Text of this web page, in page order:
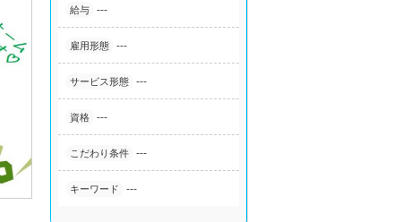
給与 ---
雇用形態 ---
サービス形態 ---
資格 ---
こだわり条件 ---
キーワード ---